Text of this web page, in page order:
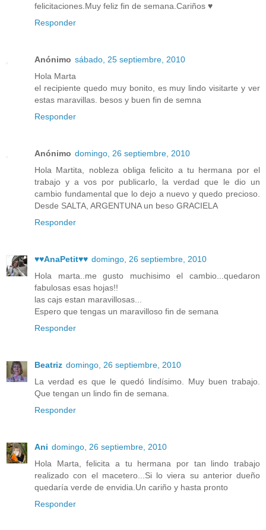
felicitaciones.Muy feliz fin de semana.Cariños ♥
Responder
Anónimo sábado, 25 septiembre, 2010
Hola Marta
el recipiente quedo muy bonito, es muy lindo visitarte y ver
estas maravillas. besos y buen fin de semna
Responder
Anónimo domingo, 26 septiembre, 2010
Hola Martita, nobleza obliga felicito a tu hermana por el
trabajo y a vos por publicarlo, la verdad que le dio un
cambio fundamental que lo dejo a nuevo y quedo precioso.
Desde SALTA, ARGENTUNA un beso GRACIELA
Responder
♥♥AnaPetit♥♥ domingo, 26 septiembre, 2010
Hola marta..me gusto muchisimo el cambio...quedaron
fabulosas esas hojas!!
las cajs estan maravillosas...
Espero que tengas un maravilloso fin de semana
Responder
Beatriz domingo, 26 septiembre, 2010
La verdad es que le quedó lindísimo. Muy buen trabajo.
Que tengan un lindo fin de semana.
Responder
Ani domingo, 26 septiembre, 2010
Hola Marta, felicita a tu hermana por tan lindo trabajo
realizado con el macetero...Si lo viera su anterior dueño
quedaría verde de envidia.Un cariño y hasta pronto
Responder